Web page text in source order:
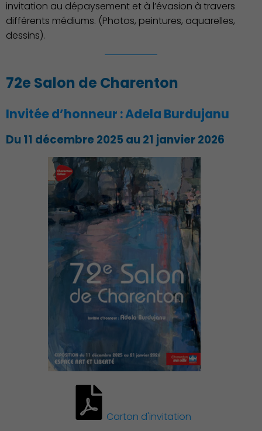
Environnement cadre de
vie
invitation au dépaysement et à l’évasion à travers
différents médiums. (Photos, peintures, aquarelles,
dessins).
72e Salon de Charenton
Invitée d’honneur : Adela Burdujanu
Du 11 décembre 2025 au 21 janvier 2026
Carton d'invitation